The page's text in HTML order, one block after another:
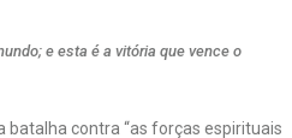
e esta é a vitória que vence o
batalha contra “as forças espirituais